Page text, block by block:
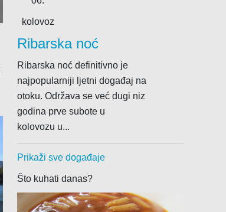
kolovoz
Ribarska noć
Ribarska noć definitivno je
najpopularniji ljetni događaj na
otoku. Održava se već dugi niz
godina prve subote u
kolovozu u...
Prikaži sve događaje
Što kuhati danas?